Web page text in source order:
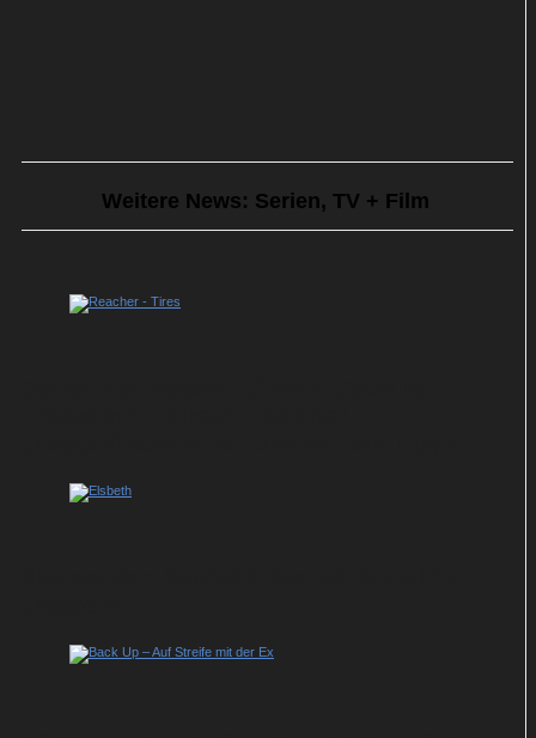
Weitere News: Serien, TV + Film